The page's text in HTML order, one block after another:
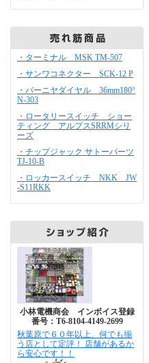
・ターミナル MSK TM-507
・サンワコネクター SCK-12 P
・バーニヤダイヤル 36mm180°
N-303
・ロータリースイッチ ショー
ティング アルプスSRRMシリ
ーズ
・チップジャック サトーパーツ
TJ-10-B
・ロッカースイッチ NKK JW
-S11RKK
小林電機商会 インボイス登録
番号：T6-8104-4149-2699
秋葉原で６０年以上、何でも揃
う店として定評！ 店舗があるか
ら安心です！！